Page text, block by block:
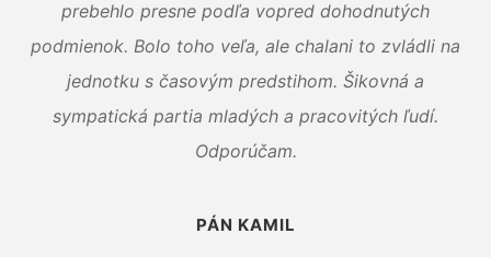
prebehlo presne podľa vopred dohodnutých
podmienok. Bolo toho veľa, ale chalani to zvládli na
jednotku s časovým predstihom. Šikovná a
sympatická partia mladých a pracovitých ľudí.
Odporúčam.
PÁN KAMIL